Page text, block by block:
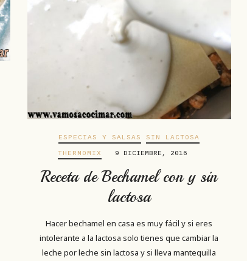
ESPECIAS Y SALSAS SIN LACTOSA
THERMOMIX 9 DICIEMBRE, 2016
Receta de Bechamel con y sin
lactosa
Hacer bechamel en casa es muy fácil y si eres
intolerante a la lactosa solo tienes que cambiar la
leche por leche sin lactosa y si lleva mantequilla